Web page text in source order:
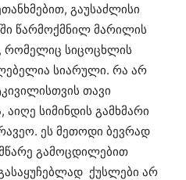
გაუსაძლისი
წარმოქმნილ მარილის
რომელიც სიცოცხლის
სიარული. რა არ
თავი
სიმინდის გამხმარი
ეს მეთოდი ბევრად
გამოცდილებით
ქუსლები არ